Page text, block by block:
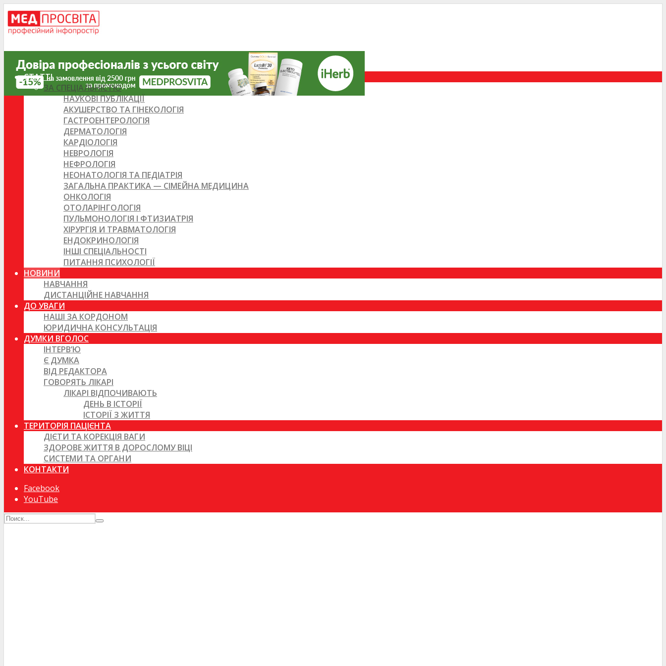
СТАТТІ
ЗА СПЕЦІАЛЬНІСТЮ
НАУКОВІ ПУБЛІКАЦІЇ
АКУШЕРСТВО ТА ГІНЕКОЛОГІЯ
ГАСТРОЕНТЕРОЛОГІЯ
ДЕРМАТОЛОГІЯ
КАРДІОЛОГІЯ
НЕВРОЛОГІЯ
НЕФРОЛОГІЯ
НЕОНАТОЛОГІЯ ТА ПЕДІАТРІЯ
ЗАГАЛЬНА ПРАКТИКА — СІМЕЙНА МЕДИЦИНА
ОНКОЛОГІЯ
ОТОЛАРІНГОЛОГІЯ
ПУЛЬМОНОЛОГІЯ І ФТИЗИАТРІЯ
ХІРУРГІЯ И ТРАВМАТОЛОГІЯ
ЕНДОКРИНОЛОГІЯ
ІНШІ СПЕЦІАЛЬНОСТІ
ПИТАННЯ ПСИХОЛОГІЇ
НОВИНИ
НАВЧАННЯ
ДИСТАНЦІЙНЕ НАВЧАННЯ
ДО УВАГИ
НАШІ ЗА КОРДОНОМ
ЮРИДИЧНА КОНСУЛЬТАЦІЯ
ДУМКИ ВГОЛОС
ІНТЕРВ’Ю
Є ДУМКА
ВІД РЕДАКТОРА
ГОВОРЯТЬ ЛІКАРІ
ЛІКАРІ ВІДПОЧИВАЮТЬ
ДЕНЬ В ІСТОРІЇ
ІСТОРІЇ З ЖИТТЯ
ТЕРИТОРІЯ ПАЦІЄНТА
ДІЄТИ ТА КОРЕКЦІЯ ВАГИ
ЗДОРОВЕ ЖИТТЯ В ДОРОСЛОМУ ВІЦІ
СИСТЕМИ ТА ОРГАНИ
КОНТАКТИ
Facebook
YouTube